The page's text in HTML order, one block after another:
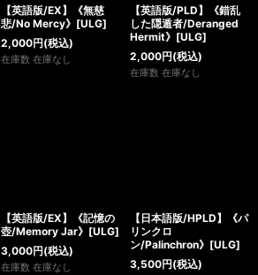
【英語版/EX】《無慈
悲/No Mercy》[ULG]
2,000円(税込)
在庫数 在庫なし
【英語版/PLD】《錯乱
した隠遁者/Deranged
Hermit》[ULG]
2,000円(税込)
在庫数 在庫なし
【英語版/EX】《記憶の
壺/Memory Jar》[ULG]
3,000円(税込)
在庫数 在庫なし
【日本語版/HPLD】《パ
リンクロ
ン/Palinchron》[ULG]
3,500円(税込)